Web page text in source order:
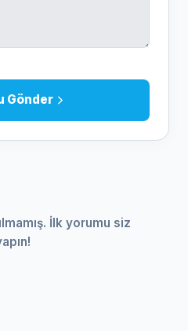
Gönder
İlk yorumu siz